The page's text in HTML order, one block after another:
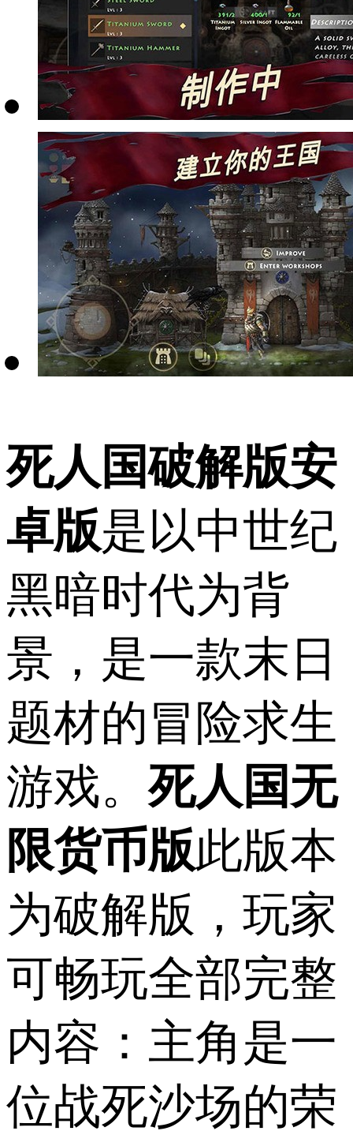
死人国破解版安
卓版是以中世纪
黑暗时代为背
景，是一款末日
题材的冒险求生
游戏。死人国无
限货币版此版本
为破解版，玩家
可畅玩全部完整
内容：主角是一
位战死沙场的荣